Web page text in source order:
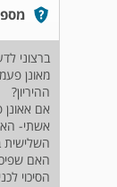
ברצוני
מאונן
ההיריון?
אם אאונן
אשתי-
השלישית
האם
הסיכוי